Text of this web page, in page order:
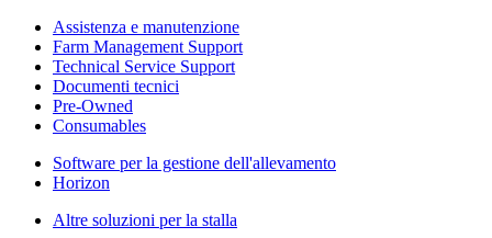
Assistenza e manutenzione
Farm Management Support
Technical Service Support
Documenti tecnici
Pre-Owned
Consumables
Software per la gestione dell'allevamento
Horizon
Altre soluzioni per la stalla